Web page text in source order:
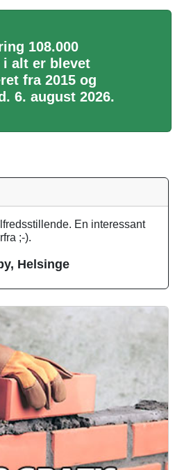
108.000
i alt er blevet
fra 2015 og
6. august 2026.
En interessant
;-).
Helsinge